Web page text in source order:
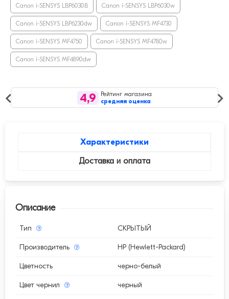
Canon i-SENSYS LBP6030B Canon i-SENSYS LBP6030w
Canon i-SENSYS LBP6230dw Canon i-SENSYS MF4730
Canon i-SENSYS MF4750 Canon i-SENSYS MF4780w
Canon i-SENSYS MF4890dw
4,9
Рейтинг магазина
средняя оценка
Характеристики
Доставка и оплата
Описание
Тип СКРЫТЫЙ
Производитель HP (Hewlett-Packard)
Цветность черно-белый
Цвет чернил черный